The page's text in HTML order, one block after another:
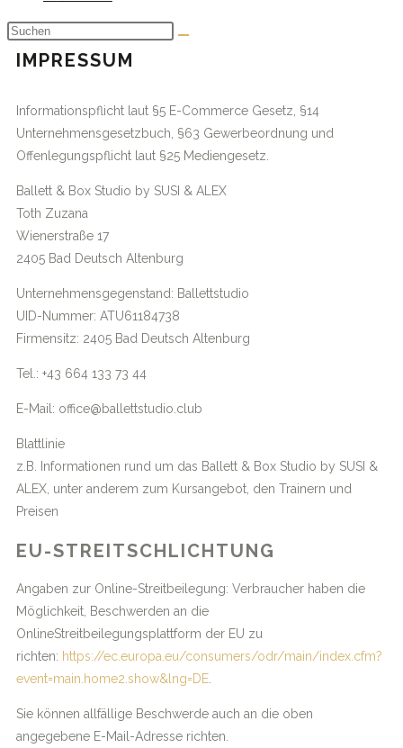
IMPRESSUM
Informationspflicht laut §5 E-Commerce Gesetz, §14
Unternehmensgesetzbuch, §63 Gewerbeordnung und
Offenlegungspflicht laut §25 Mediengesetz.
Ballett & Box Studio by SUSI & ALEX
Toth Zuzana
Wienerstraße 17
2405 Bad Deutsch Altenburg
Unternehmensgegenstand: Ballettstudio
UID-Nummer: ATU61184738
Firmensitz: 2405 Bad Deutsch Altenburg
Tel.: +43 664 133 73 44
E-Mail: office@ballettstudio.club
Blattlinie
z.B. Informationen rund um das Ballett & Box Studio by SUSI &
ALEX, unter anderem zum Kursangebot, den Trainern und
Preisen
EU-STREITSCHLICHTUNG
Angaben zur Online-Streitbeilegung: Verbraucher haben die
Möglichkeit, Beschwerden an die
OnlineStreitbeilegungsplattform der EU zu
richten: https://ec.europa.eu/consumers/odr/main/index.cfm?
event=main.home2.show&lng=DE
Sie können allfällige Beschwerde auch an die oben
angegebene E-Mail-Adresse richten.